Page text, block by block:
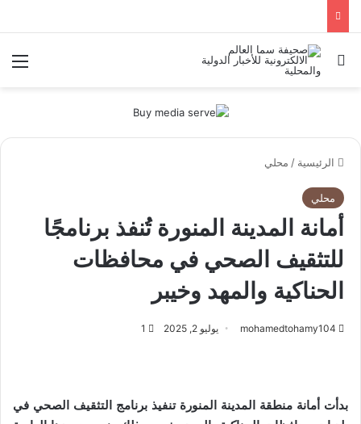
بحث عن
الرئيسية / محلي
محلي
أمانة المدينة المنورة تُنفذ برنامجًا
للتثقيف الصحي في محافظات
الحناكية والمهد وخيبر
mohamedtohamy104 يوليو 2, 2025 1
بدأت أمانة منطقة المدينة المنورة تنفيذ برنامج التثقيف الصحي في